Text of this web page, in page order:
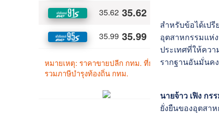
สำหรับข้อได้เป
อุตสาหกรรมแห่ง
ประเทศที่ให้คว
รากฐานอันมั่นค
นายจ้าว เฟิง กร
ยั่งยืนของอุตสา